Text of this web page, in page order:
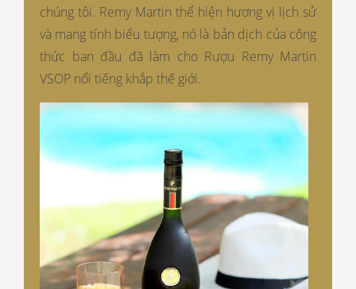
chúng tôi. Remy Martin thể hiện hương vị lịch sử
và mang tính biểu tượng, nó là bản dịch của công
thức ban đầu đã làm cho Rượu Remy Martin
VSOP nổi tiếng khắp thế giới.